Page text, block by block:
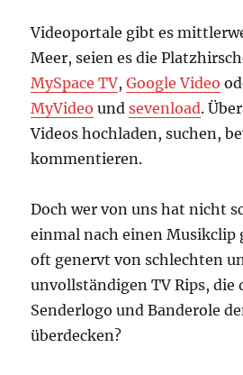
Videoportale gibt es
Meer, seien es die
MySpace TV,Google Video
MyVideo undsevenload.
Videos hochladen, suchen,
kommentieren.
Doch wer von uns hat nicht
einmal nach einen Musikclip
oft genervt von schlechten
unvollständigen TV Rips, die
Senderlogo und Banderole
überdecken?